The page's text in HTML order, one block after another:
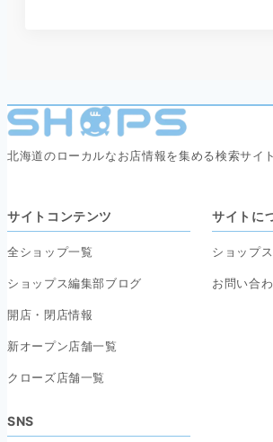
北海道のローカルなお店情報を集める検索サイト
サイトコンテンツ
全ショップ一覧
ショップス編集部ブログ
開店・閉店情報
新オープン店舗一覧
クローズ店舗一覧
サイトに
ショップ
お問い合
SNS